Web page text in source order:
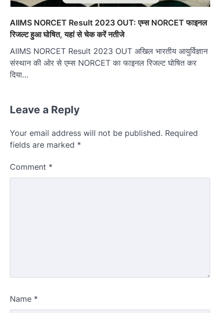
AIIMS NORCET Result 2023 OUT: एम्स NORCET फाइनल
रिजल्ट हुआ घोषित, यहां से चेक करें नतीजे
AIIMS NORCET Result 2023 OUT अखिल भारतीय आयुर्विज्ञान
संस्थान की ओर से एम्स NORCET का फाइनल रिजल्ट घोषित कर
दिया…
Leave a Reply
Your email address will not be published. Required
fields are marked *
Comment *
Name *